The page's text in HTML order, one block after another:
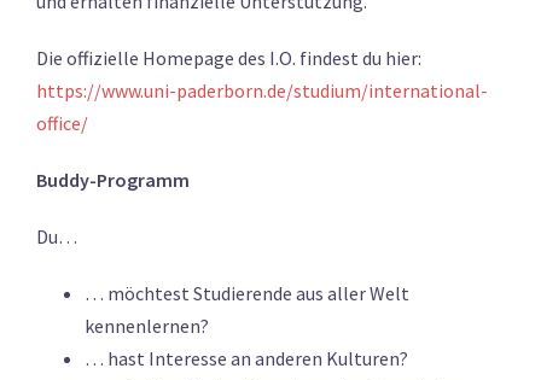
Die offizielle Homepage des I.O. findest du hier:
https://www.uni-paderborn.de/studium/international-
office/
Buddy-Programm
Du…
… möchtest Studierende aus aller Welt
kennenlernen?
… hast Interesse an anderen Kulturen?